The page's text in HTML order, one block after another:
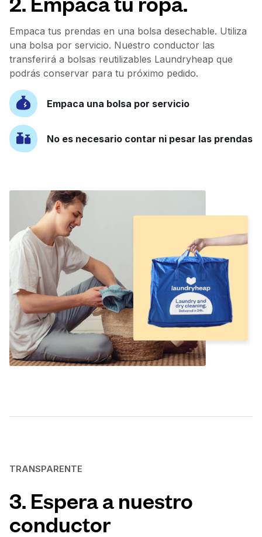
Empaca tus prendas en una bolsa desechable. Utiliza
una bolsa por servicio. Nuestro conductor las
transferirá a bolsas reutilizables Laundryheap que
podrás conservar para tu próximo pedido.
Empaca una bolsa por servicio
No es necesario contar ni pesar las prendas
TRANSPARENTE
3. Espera a nuestro
conductor